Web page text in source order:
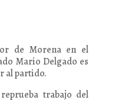
de Morena en el
Mario Delgado es
al partido.
trabajo del